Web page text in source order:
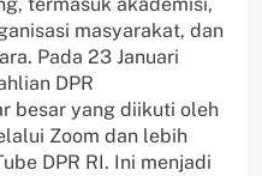
masyarakat, dan
Pada 23 Januari
DPR
besar yang diikuti oleh
Zoom dan lebih
DPR RI. Ini menjadi